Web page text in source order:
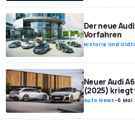
Der neue
Vorfahren
Historie Und
Neuer Audi
(2025) kriegt
Auto News-6 Mai